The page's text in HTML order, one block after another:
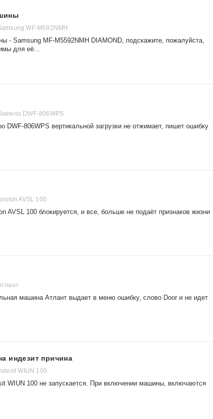
WF-M592NMH
- Samsung MF-M5592NMH DIAMOND, подскажите, пожалуйста,
для её...
DWF-806WPS
DWF-806WPS вертикальной загрузки не отжимает, пишет ошибку
AVSL 100
AVSL 100 блокируется, и все, больше не подаёт признаков жизни
машина Атлант выдает в меню ошибку, слово Door и не идет
индезит причина
WIUN 100
WIUN 100 не запускается. При включении машины, включаются